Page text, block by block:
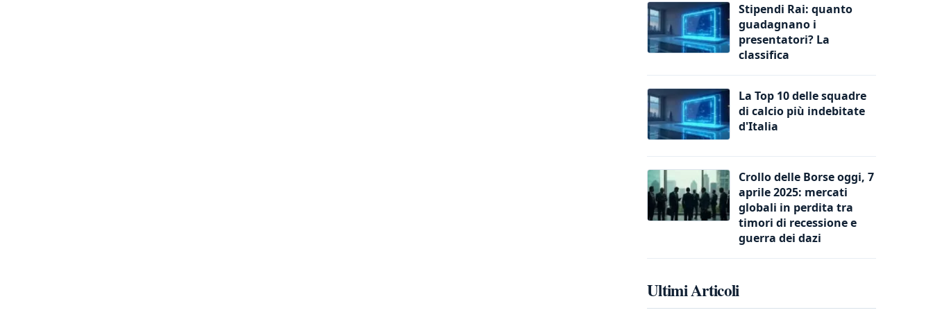
Stipendi Rai: quanto
guadagnano i
presentatori? La
classifica
La Top 10 delle squadre
di calcio più indebitate
d'Italia
Crollo delle Borse oggi, 7
aprile 2025: mercati
globali in perdita tra
timori di recessione e
guerra dei dazi
Ultimi Articoli